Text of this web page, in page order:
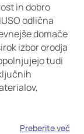
in dobro
odlična
domače
izbor orodja
tudi
Preberite več